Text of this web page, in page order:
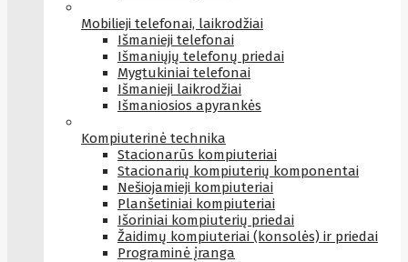
Mobilieji telefonai, laikrodžiai
Išmanieji telefonai
Išmaniųjų telefonų priedai
Mygtukiniai telefonai
Išmanieji laikrodžiai
Išmaniosios apyrankės
Kompiuterinė technika
Stacionarūs kompiuteriai
Stacionarių kompiuterių komponentai
Nešiojamieji kompiuteriai
Planšetiniai kompiuteriai
Išoriniai kompiuterių priedai
Žaidimų kompiuteriai (konsolės) ir priedai
Programinė įranga